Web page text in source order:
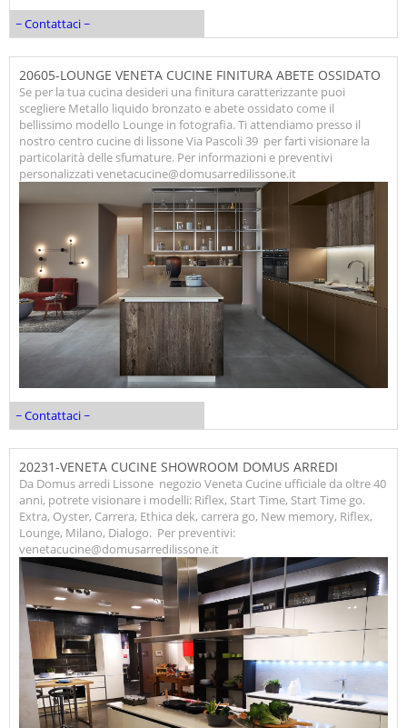
~ Contattaci ~
20605-LOUNGE VENETA CUCINE FINITURA ABETE OSSIDATO
Se per la tua cucina desideri una finitura caratterizzante puoi
scegliere Metallo liquido bronzato e abete ossidato come il
bellissimo modello Lounge in fotografia. Ti attendiamo presso il
nostro centro cucine di lissone Via Pascoli 39 per farti visionare la
particolarità delle sfumature. Per informazioni e preventivi
personalizzati venetacucine@domusarredilissone.it
~ Contattaci ~
20231-VENETA CUCINE SHOWROOM DOMUS ARREDI
Da Domus arredi Lissone negozio Veneta Cucine ufficiale da oltre 40
anni, potrete visionare i modelli: Riflex, Start Time, Start Time go.
Extra, Oyster, Carrera, Ethica dek, carrera go, New memory, Riflex,
Lounge, Milano, Dialogo. Per preventivi:
venetacucine@domusarredilissone.it